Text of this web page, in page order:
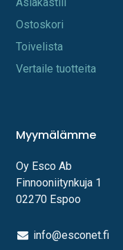
Os​toskori
Toi​velista
Vertaile tuotteita
Myymälämme
Oy Esco Ab
Finnooniitynkuja 1
02270 Espoo
info@esconet.fi